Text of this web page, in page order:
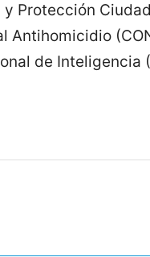
y Protección
Antihomicidio
de Inteligencia